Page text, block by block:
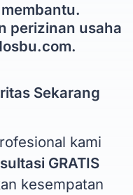
perizinan usaha
Sekarang
kami
GRATIS
kesempatan